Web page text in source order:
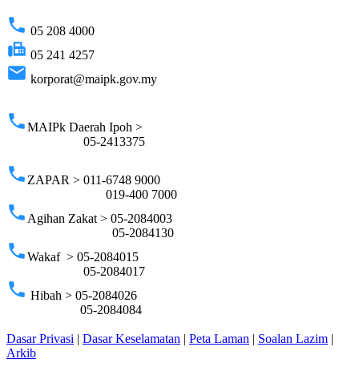
phone 05 208 4000
fax 05 241 4257
email korporat@maipk.gov.my
phoneMAIPk Daerah Ipoh >
05-2413375
phone ZAPAR > 011-6748 9000
019-400 7000
phone Agihan Zakat > 05-2084003
05-2084130
phoneWakaf > 05-2084015
05-2084017
phone Hibah > 05-2084026
05-2084084
Dasar Privasi | Dasar Keselamatan | Peta Laman | Soalan Lazim |
Arkib